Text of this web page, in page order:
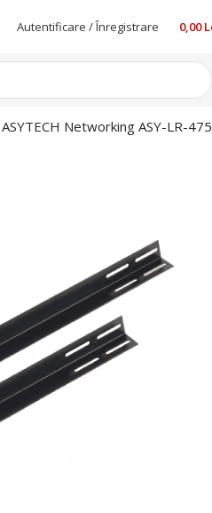
Autentificare / Înregistrare 0,00
Networking ASY-LR-475